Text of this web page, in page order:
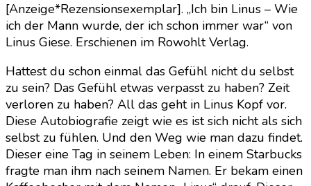
Linus“
[Anzeige*Rezensionsexemplar]. „Ich bin Linus – Wie
ich der Mann wurde, der ich schon immer war“ von
Linus Giese. Erschienen im Rowohlt Verlag.
Hattest du schon einmal das Gefühl nicht du selbst
zu sein? Das Gefühl etwas verpasst zu haben? Zeit
verloren zu haben? All das geht in Linus Kopf vor.
Diese Autobiografie zeigt wie es ist sich nicht als sich
selbst zu fühlen. Und den Weg wie man dazu findet.
Dieser eine Tag in seinem Leben: In einem Starbucks
fragte man ihm nach seinem Namen. Er bekam einen